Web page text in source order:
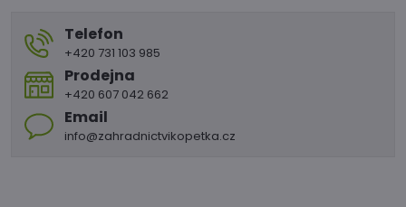
Telefon
+420 731 103 985
Prodejna
+420 607 042 662
Email
info@zahradnictvikopetka.cz